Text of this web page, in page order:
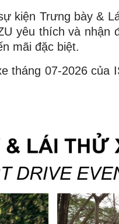
kiện Trưng bày &
yêu thích và
mãi đặc biệt.
tháng 07-2026 của